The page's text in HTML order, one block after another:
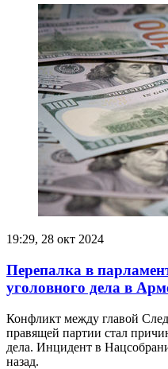
19:29, 28 окт 2024
Перепалка в
уголовного дела в
Конфликт между главой
правящей партии стал
дела. Инцидент в
назад.